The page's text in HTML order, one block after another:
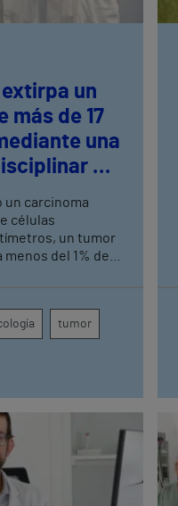
un
más de 17
una
de
un carcinoma
células
un tumor
del 1% de
de
y Farmacia
tumor